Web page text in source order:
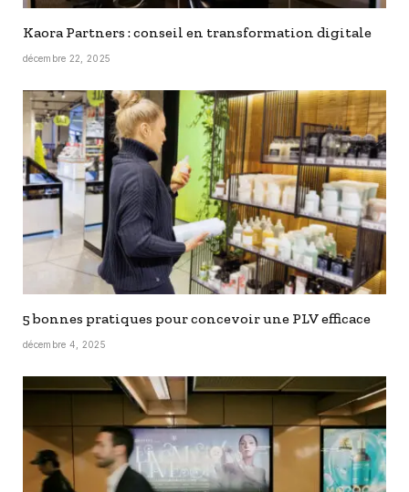
Kaora Partners : conseil en transformation digitale
décembre 22, 2025
5 bonnes pratiques pour concevoir une PLV efficace
décembre 4, 2025